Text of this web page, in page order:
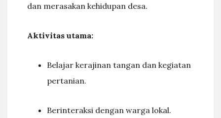
dan merasakan kehidupan desa.
Aktivitas utama:
Belajar kerajinan tangan dan kegiatan
pertanian.
Berinteraksi dengan warga lokal.